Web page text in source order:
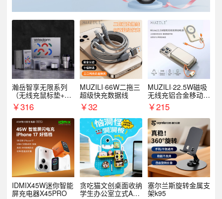
瀚岳智享无限系列
（无线充鼠标垫+飞
利浦音响+乐扣咖啡
杯）
￥316
MUZILI·66W二拖三
超级快充数据线
￥32
MUZILI·22.5W磁吸
无线充铝合金移动电
源R118W
￥215
IDMIX45W迷你智能
屏充电器X45PRO
贪吃猫文创桌面收纳
学生办公室立式A款
塞尔兰斯旋转金属支
架k95